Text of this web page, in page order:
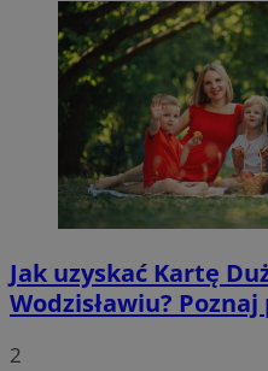
Jak uzyskać Kartę
Wodzisławiu?
2